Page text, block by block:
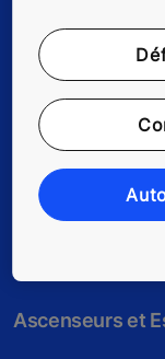
Suivez-nous
Ascenseurs et